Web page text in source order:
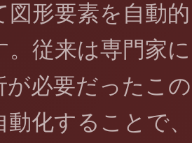
図形要素を自動
。従来は専門家
が必要だったこ
動化することで